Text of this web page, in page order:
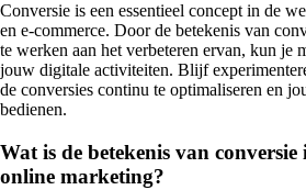
Conversie is een essentieel concept in de
en e-commerce. Door de betekenis van
te werken aan het verbeteren ervan, kun je
jouw digitale activiteiten. Blijf
de conversies continu te optimaliseren en
bedienen.
Wat is de betekenis van
online marketing?